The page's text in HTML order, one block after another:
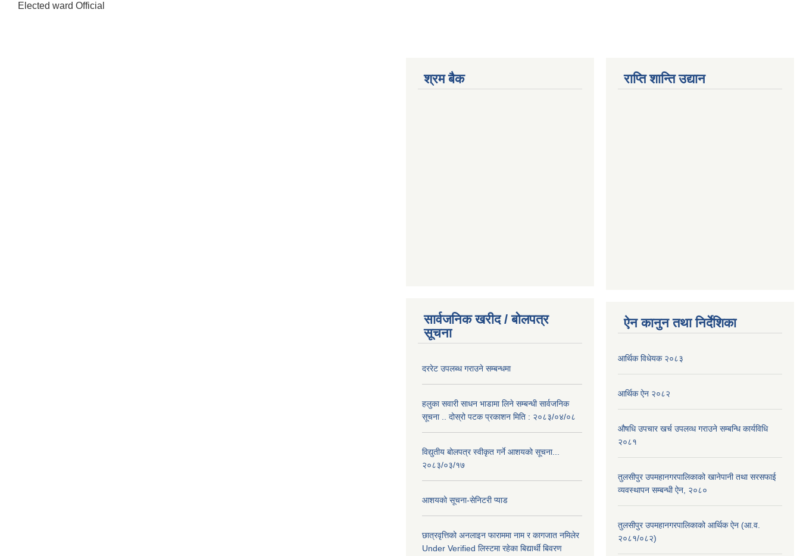
Elected ward Official
श्रम बैक
सार्वजनिक खरीद / बोलपत्र
सूचना
दररेट उपलब्ध गराउने सम्बन्धमा
हलुका सवारी साधन भाडामा लिने सम्बन्धी सार्वजनिक
सूचना .. दोस्रो पटक प्रकाशन मिति : २०८३/०४/०८
विद्युतीय बोलपत्र स्वीकृत गर्ने आशयको सूचना...
२०८३/०३/१७
आशयको सूचना-सेनिटरी प्याड
छात्रवृत्तिको अनलाइन फाराममा नाम र कागजात नमिलेर
Under Verified लिस्टमा रहेका बिद्यार्थी बिवरण
राप्ति शान्ति उद्यान
ऐन कानुन तथा निर्देशिका
आर्थिक विधेयक २०८३
आर्थिक ऐन २०८२
औषधि उपचार खर्च उपलव्ध गराउने सम्बन्धि कार्यविधि
२०८१
तुलसीपुर उपमहानगरपालिकाको खानेपानी तथा सरसफाई
व्यवस्थापन सम्बन्धी ऐन, २०८०
तुलसीपुर उपमहानगरपालिकाको आर्थिक ऐन (आ.व.
२०८१/०८२)